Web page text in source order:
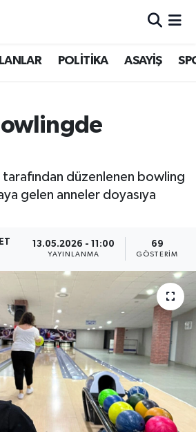
POLİTİKA ASAYİŞ
düzenlenen bowling
gelen anneler doyasıya
13.05.2026 - 11:00
YAYINLANMA
69
GÖSTERIM
Vakitleri
Durumu ve Fikstür